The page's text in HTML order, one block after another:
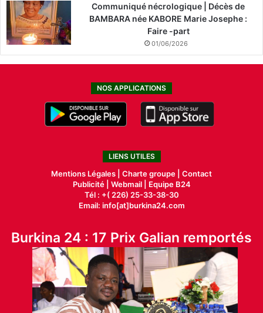
Communiqué nécrologique | Décès de
BAMBARA née KABORE Marie Josephe :
Faire -part
01/06/2026
NOS APPLICATIONS
LIENS UTILES
Mentions Légales | Charte groupe | Contact
Publicité| Webmail |
Equipe B24
Tél : +( 226) 25-33-38-30
Email: info[at]burkina24.com
Burkina 24 : 17 Prix Galian remportés